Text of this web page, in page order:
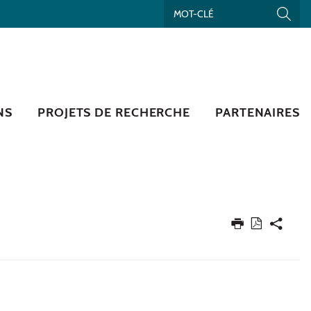
PROJETS DE RECHERCHE PARTENAIRES